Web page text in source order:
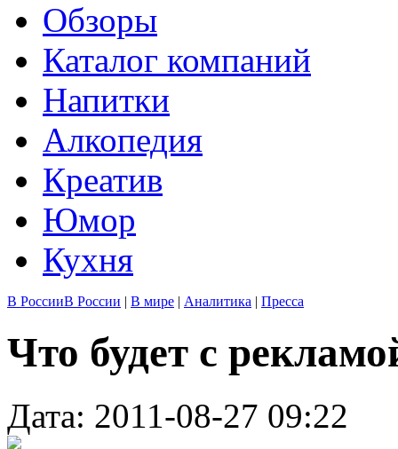
Обзоры
Каталог компаний
Напитки
Алкопедия
Креатив
Юмор
Кухня
В РоссииВ России | В мире | Аналитика | Пресса
Что будет с
Дата: 2011-08-27 09:22